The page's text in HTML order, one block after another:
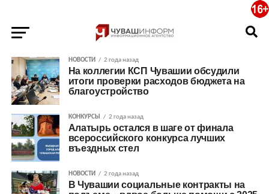
НОВОСТИ 2 года назад
На коллегии КСП Чувашии обсудили
итоги проверки расходов бюджета на
благоустройство
КОНКУРСЫ 2 года назад
Алатырь остался в шаге от финала
всероссийского конкурса лучших
въездных стел
НОВОСТИ 2 года назад
В Чувашии социальные контракты на